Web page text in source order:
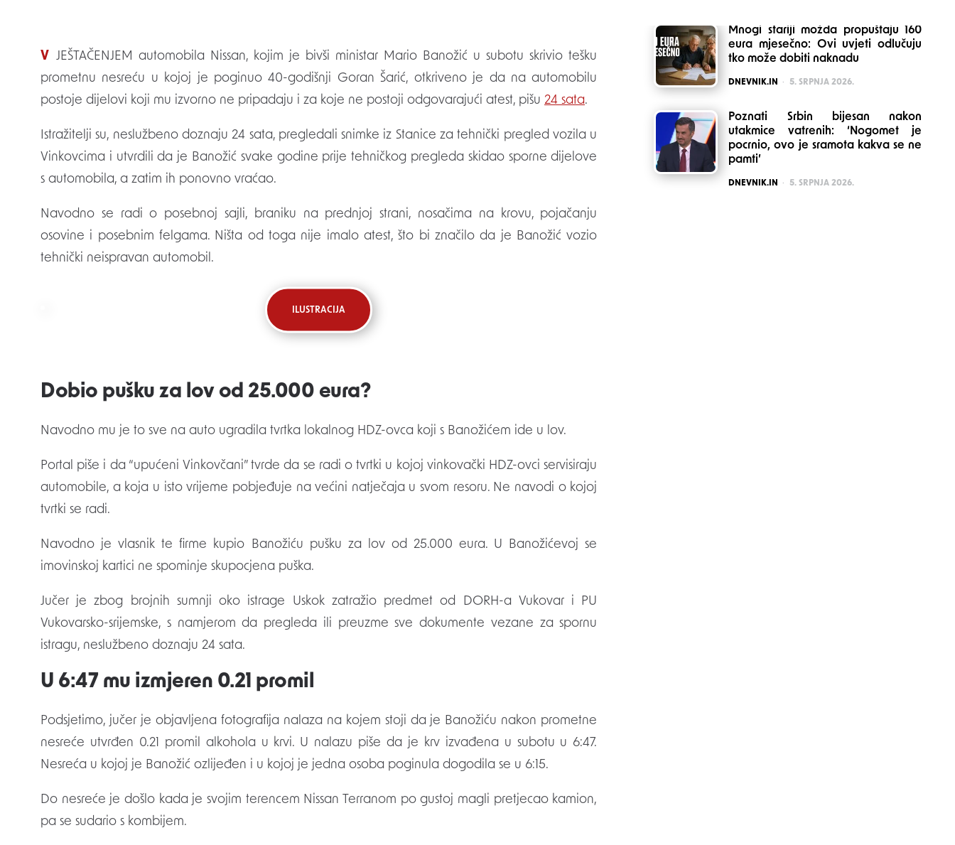
VJEŠTAČENJEM automobila Nissan, kojim je bivši ministar Mario Banožić u subotu skrivio tešku
prometnu nesreću u kojoj je poginuo 40-godišnji Goran Šarić, otkriveno je da na automobilu
postoje dijelovi koji mu izvorno ne pripadaju i za koje ne postoji odgovarajući atest, pišu 24 sata.
Istražitelji su, neslužbeno doznaju 24 sata, pregledali snimke iz Stanice za tehnički pregled vozila u
Vinkovcima i utvrdili da je Banožić svake godine prije tehničkog pregleda skidao sporne dijelove
s automobila, a zatim ih ponovno vraćao.
Navodno se radi o posebnoj sajli, braniku na prednjoj strani, nosačima na krovu, pojačanju
osovine i posebnim felgama. Ništa od toga nije imalo atest, što bi značilo da je Banožić vozio
tehnički neispravan automobil.
ILUSTRACIJA
Dobio pušku za lov od 25.000 eura?
Navodno mu je to sve na auto ugradila tvrtka lokalnog HDZ-ovca koji s Banožićem ide u lov.
Portal piše i da “upućeni Vinkovčani” tvrde da se radi o tvrtki u kojoj vinkovački HDZ-ovci servisiraju
automobile, a koja u isto vrijeme pobjeđuje na većini natječaja u svom resoru. Ne navodi o kojoj
tvrtki se radi.
Navodno je vlasnik te firme kupio Banožiću pušku za lov od 25.000 eura. U Banožićevoj se
imovinskoj kartici ne spominje skupocjena puška.
Jučer je zbog brojnih sumnji oko istrage Uskok zatražio predmet od DORH-a Vukovar i PU
Vukovarsko-srijemske, s namjerom da pregleda ili preuzme sve dokumente vezane za spornu
istragu, neslužbeno doznaju 24 sata.
U 6:47 mu izmjeren 0.21 promil
Podsjetimo, jučer je objavljena fotografija nalaza na kojem stoji da je Banožiću nakon prometne
nesreće utvrđen 0.21 promil alkohola u krvi. U nalazu piše da je krv izvađena u subotu u 6:47.
Nesreća u kojoj je Banožić ozlijeđen i u kojoj je jedna osoba poginula dogodila se u 6:15.
Do nesreće je došlo kada je svojim terencem Nissan Terranom po gustoj magli pretjecao kamion,
pa se sudario s kombijem.
Mnogi stariji možda propuštaju 160
eura mjesečno: Ovi uvjeti odlučuju
tko može dobiti naknadu
POSTED
DNEVNIK.IN 5. SRPNJA 2026.
Poznati Srbin bijesan nakon
utakmice vatrenih: ‘Nogomet je
pocrnio, ovo je sramota kakva se ne
pamti’
POSTED
DNEVNIK.IN 5. SRPNJA 2026.